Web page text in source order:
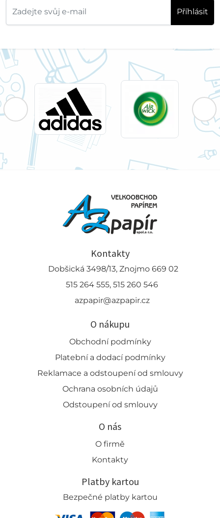
Příhlásit
Kontakty
Dobšická 3498/13, Znojmo 669 02
515 264 555, 515 260 546
azpapir@azpapir.cz
O nákupu
Obchodní podmínky
Platební a dodací podmínky
Reklamace a odstoupení od smlouvy
Ochrana osobních údajů
Odstoupení od smlouvy
O nás
O firmě
Kontakty
Platby kartou
Bezpečné platby kartou